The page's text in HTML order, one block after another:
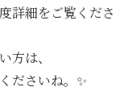
詳細をご覧くださ
方は、
ださいね。✨